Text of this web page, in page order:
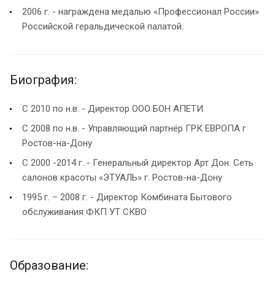
2006 г. - награждена медалью «Профессионал России»
Российской геральдической палатой.
Биография:
С 2010 по н.в. - Директор ООО БОН АПЕТИ
С 2008 по н.в. - Управляющий партнёр ГРК ЕВРОПА г
Ростов-на-Дону
С 2000 -2014 г. - Генеральный директор Арт Дон. Сеть
салонов красоты «ЭТУАЛЬ» г. Ростов-на-Дону
1995 г. – 2008 г. - Директор Комбината Бытового
обслуживания ФКП УТ СКВО
Образование: